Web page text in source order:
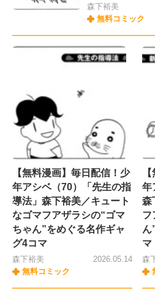
森下裕美
無料コミック
【無料漫画】毎日配信！少
年アシベ（70）「先生の指
導法」森下裕美／キュート
なゴマフアザラシの“ゴマ
ちゃん”をめぐる名作ギャ
グ4コマ
森下裕美
無料コミック
2026.05.14
年
森
フ
ん
マ
森